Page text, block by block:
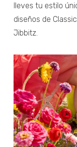
lleves tu estilo
diseños de
Jibbitz.